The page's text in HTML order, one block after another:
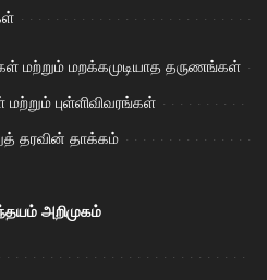
மற்றும் மறக்கமுடியாத தருணங்கள்
புள்ளிவிவரங்கள்
தரவின் தாக்கம்
அறிமுகம்